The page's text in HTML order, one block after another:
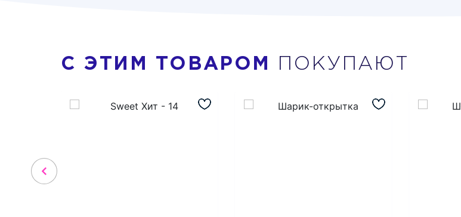
С ЭТИМ ТОВАРОМ ПОКУПАЮТ